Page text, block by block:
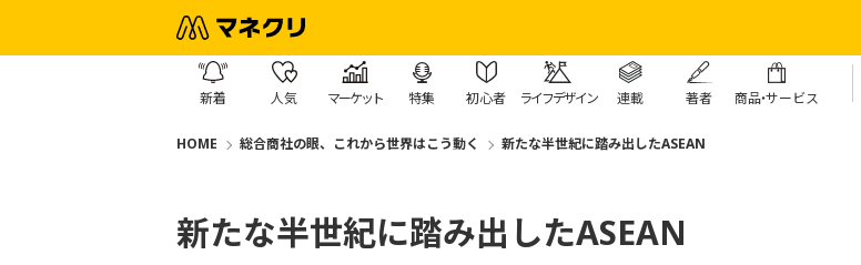
新着 人気 マーケット 特集 初心者 ライフデザイン 連載 著者 商品・サービス
HOME 総合商社の眼、これから世界はこう動く 新たな半世紀に踏み出したASEAN
新たな半世紀に踏み出したASEAN